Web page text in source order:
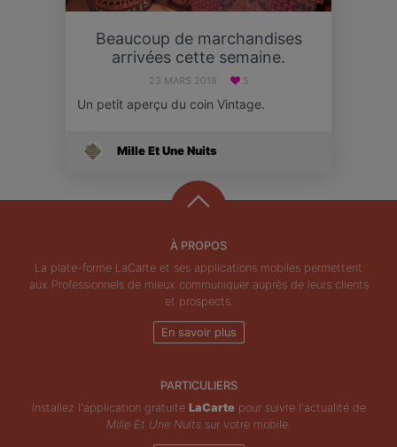
Beaucoup de marchandises
arrivées cette semaine.
23 MARS 2018 5
Un petit aperçu du coin Vintage.
Mille Et Une Nuits
À PROPOS
La plate-forme LaCarte et ses applications mobiles permettent
aux Professionnels de mieux communiquer auprès de leurs clients
et prospects.
En savoir plus
PARTICULIERS
Installez l'application gratuite LaCartepour suivre l'actualité de
Mille Et Une Nuits sur votre mobile.